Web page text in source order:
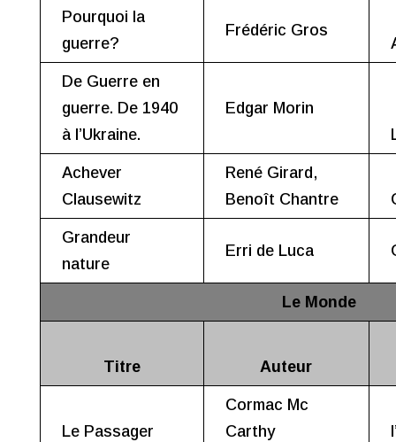
Pourquoi la
guerre?
Frédéric Gros
De Guerre en
guerre. De 1940
à l’Ukraine.
Edgar Morin
Achever
Clausewitz
René Girard,
Benoît Chantre
Grandeur
nature
Erri de Luca
Le Monde
Titre Auteur
Le Passager
Cormac Mc
Carthy